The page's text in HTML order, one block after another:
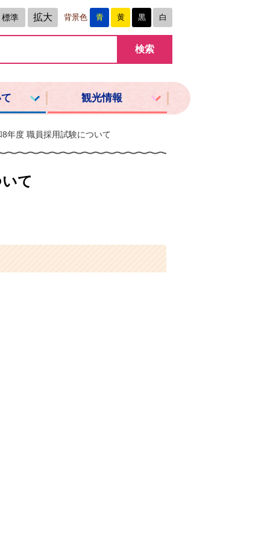
標準 拡大 背景色 青 黄 黒 白
観光情報
年度 職員採用試験について
て